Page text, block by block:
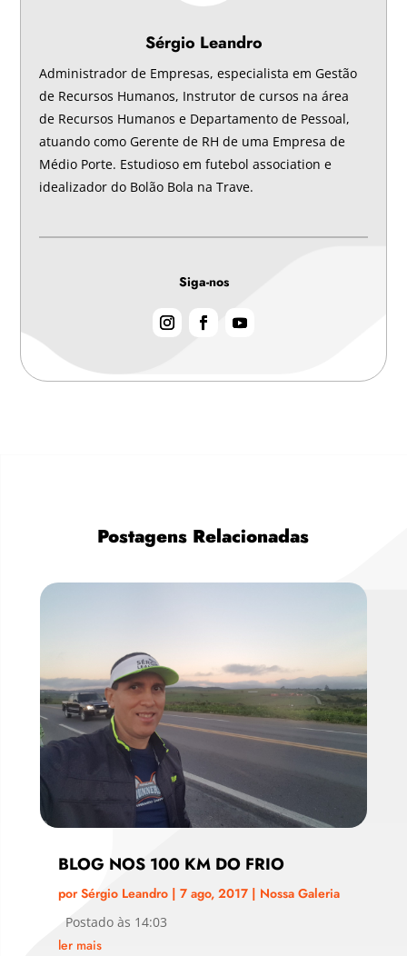
Sérgio Leandro
Administrador de Empresas, especialista em Gestão
de Recursos Humanos, Instrutor de cursos na área
de Recursos Humanos e Departamento de Pessoal,
atuando como Gerente de RH de uma Empresa de
Médio Porte. Estudioso em futebol association e
idealizador do Bolão Bola na Trave.
Siga-nos
Postagens Relacionadas
BLOG NOS 100 KM DO FRIO
porSérgio Leandro| 7 ago, 2017| Nossa Galeria
Postado às 14:03
ler mais